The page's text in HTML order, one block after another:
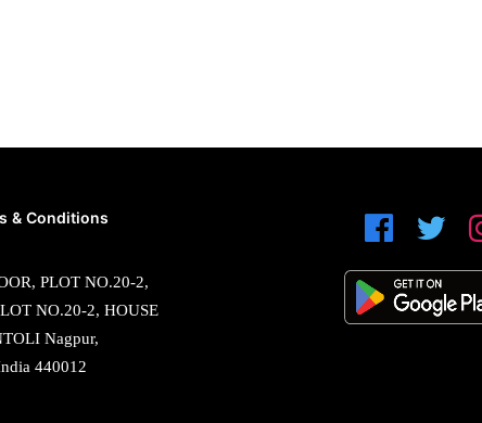
& Conditions
PLOT NO.20-2,
NO.20-2, HOUSE
Nagpur,
440012